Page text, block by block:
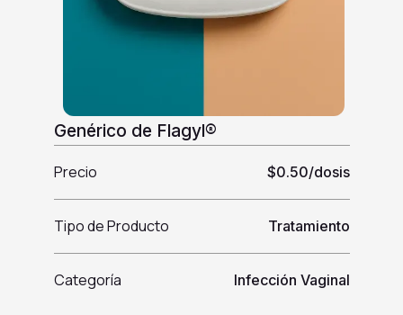
Genérico de Flagyl®
Precio $0.50/dosis
Tipo de Producto Tratamiento
Categoría Infección Vaginal